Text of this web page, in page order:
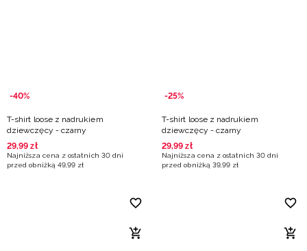
-40%
T-shirt loose z nadrukiem
dziewczęcy - czarny
29,99 zł
Najniższa cena z ostatnich 30 dni
przed obniżką 49,99 zł
-25%
T-shirt loose z nadrukiem
dziewczęcy - czarny
29,99 zł
Najniższa cena z ostatnich 30 dni
przed obniżką 39,99 zł